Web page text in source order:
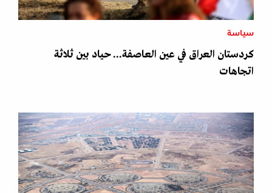
سياسة
كردستان العراق في عين العاصفة... حياد بين ثلاثة
اتجاهات